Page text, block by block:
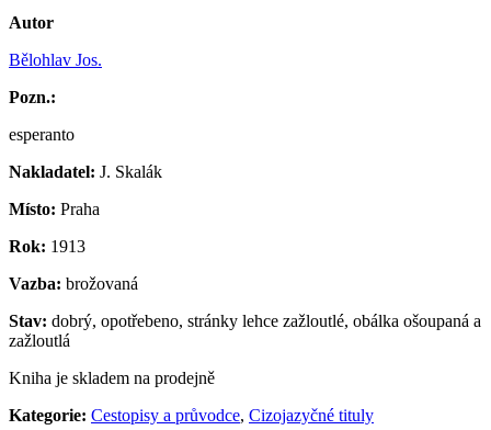
Autor
Bělohlav Jos.
Pozn.:
esperanto
Nakladatel: J. Skalák
Místo: Praha
Rok: 1913
Vazba: brožovaná
Stav: dobrý, opotřebeno, stránky lehce zažloutlé, obálka ošoupaná a
zažloutlá
Kniha je skladem na prodejně
Kategorie: Cestopisy a průvodce, Cizojazyčné tituly